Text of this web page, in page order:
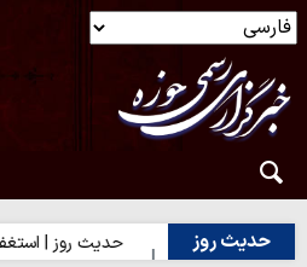
حدیث روز
تلخی حق حدیث روز | استغفار